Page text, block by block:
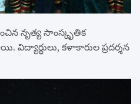
నృత్య సాంస్కృతిక
విద్యార్థులు, కళాకారుల ప్రదర్శన